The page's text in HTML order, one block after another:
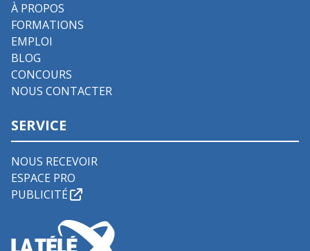
À PROPOS
FORMATIONS
EMPLOI
BLOG
CONCOURS
NOUS CONTACTER
SERVICE
NOUS RECEVOIR
ESPACE PRO
PUBLICITÉ